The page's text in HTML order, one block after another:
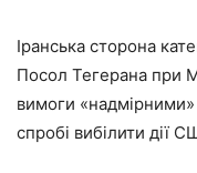
Іранська сторона
Посол Тегерана при
вимоги
спробі вибілити дії